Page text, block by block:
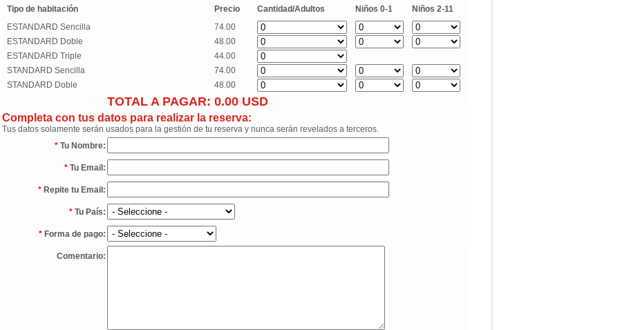
Tipo de habitación
Precio Cantidad/Adultos Niños 0-1
Niños 2-11
ESTANDARD Sencilla
74.00
ESTANDARD Doble
48.00
ESTANDARD Triple
44.00
STANDARD Sencilla
74.00
STANDARD Doble
48.00
TOTAL A PAGAR: 0.00USD
Completa con tus datos para realizar la reserva:
Tus datos solamente serán usados para la gestión de tu reserva y nunca serán revelados a terceros.
* Tu Nombre:
* Tu Email:
* Repite tu Email:
* Tu País:
* Forma de pago:
Comentario: